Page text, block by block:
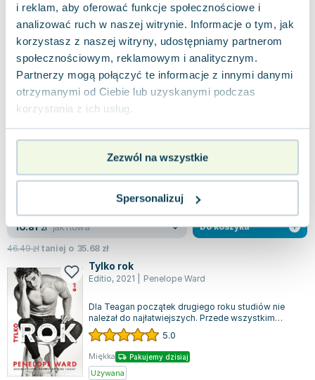
i reklam, aby oferować funkcje społecznościowe i
analizować ruch w naszej witrynie. Informacje o tym, jak
korzystasz z naszej witryny, udostępniamy partnerom
społecznościowym, reklamowym i analitycznym.
Partnerzy mogą połączyć te informacje z innymi danymi
otrzymanymi od Ciebie lub uzyskanymi podczas
korzystania z ich usług.
Zezwól na wszystkie
Spersonalizuj
Używana
7.24zł jak nowa
44.90 37.66
Do koszyka
Igrając z przeznaczeniem
Muza,2022| Ilsa Madden-Mills,Sylwia Chojnacka
Miękka Pakujemy dzisiaj
10.81zł jak nowa
46.49złtaniej o 35.68 zł
Do koszyka
Tylko rok
Editio, 2021 Penelope Ward
Dla Teagan początek drugiego roku studiów nie
należał do najłatwiejszych. Przede wszystkim
okazało się, że przez rok będzie z nią...
5.0
Miękka Pakujemy dzisiaj
Używana